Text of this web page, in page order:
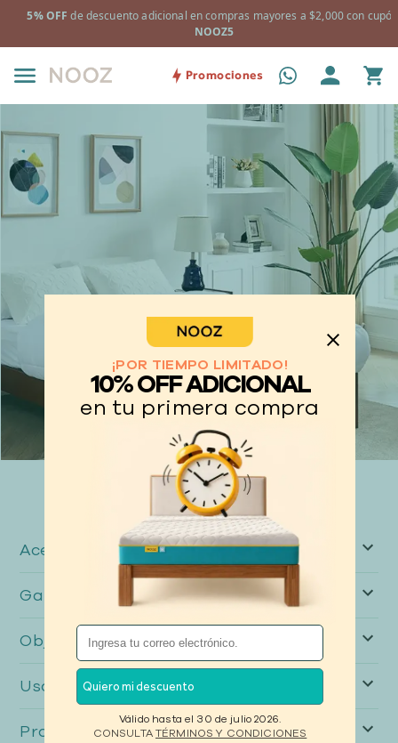
5% OFF de descuento adicional en compras mayores a $2,000 con
NOOZ5
Promociones
Términos y condiciones
Aceptación de los términos y condiciones
Garantía por satisfacción
Objeto
Uso de la página web
Protección de datos
¡POR TIEMPO LIMITADO!
10% OFF ADICIONAL
en tu primera compra
Quiero mi descuento
Válido hasta el 30 de julio 2026.
CONSULTATÉRMINOS Y CONDICIONES